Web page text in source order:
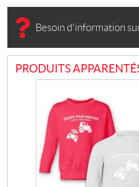
Besoin d'information
PRODUITS